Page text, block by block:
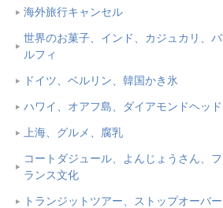
海外旅行キャンセル
世界のお菓子、インド、カジュカリ、バ
ルフィ
ドイツ、ベルリン、韓国かき氷
ハワイ、オアフ島、ダイアモンドヘッド
上海、グルメ、腐乳
コートダジュール、よんじょうさん、フ
ランス文化
トランジットツアー、ストップオーバー